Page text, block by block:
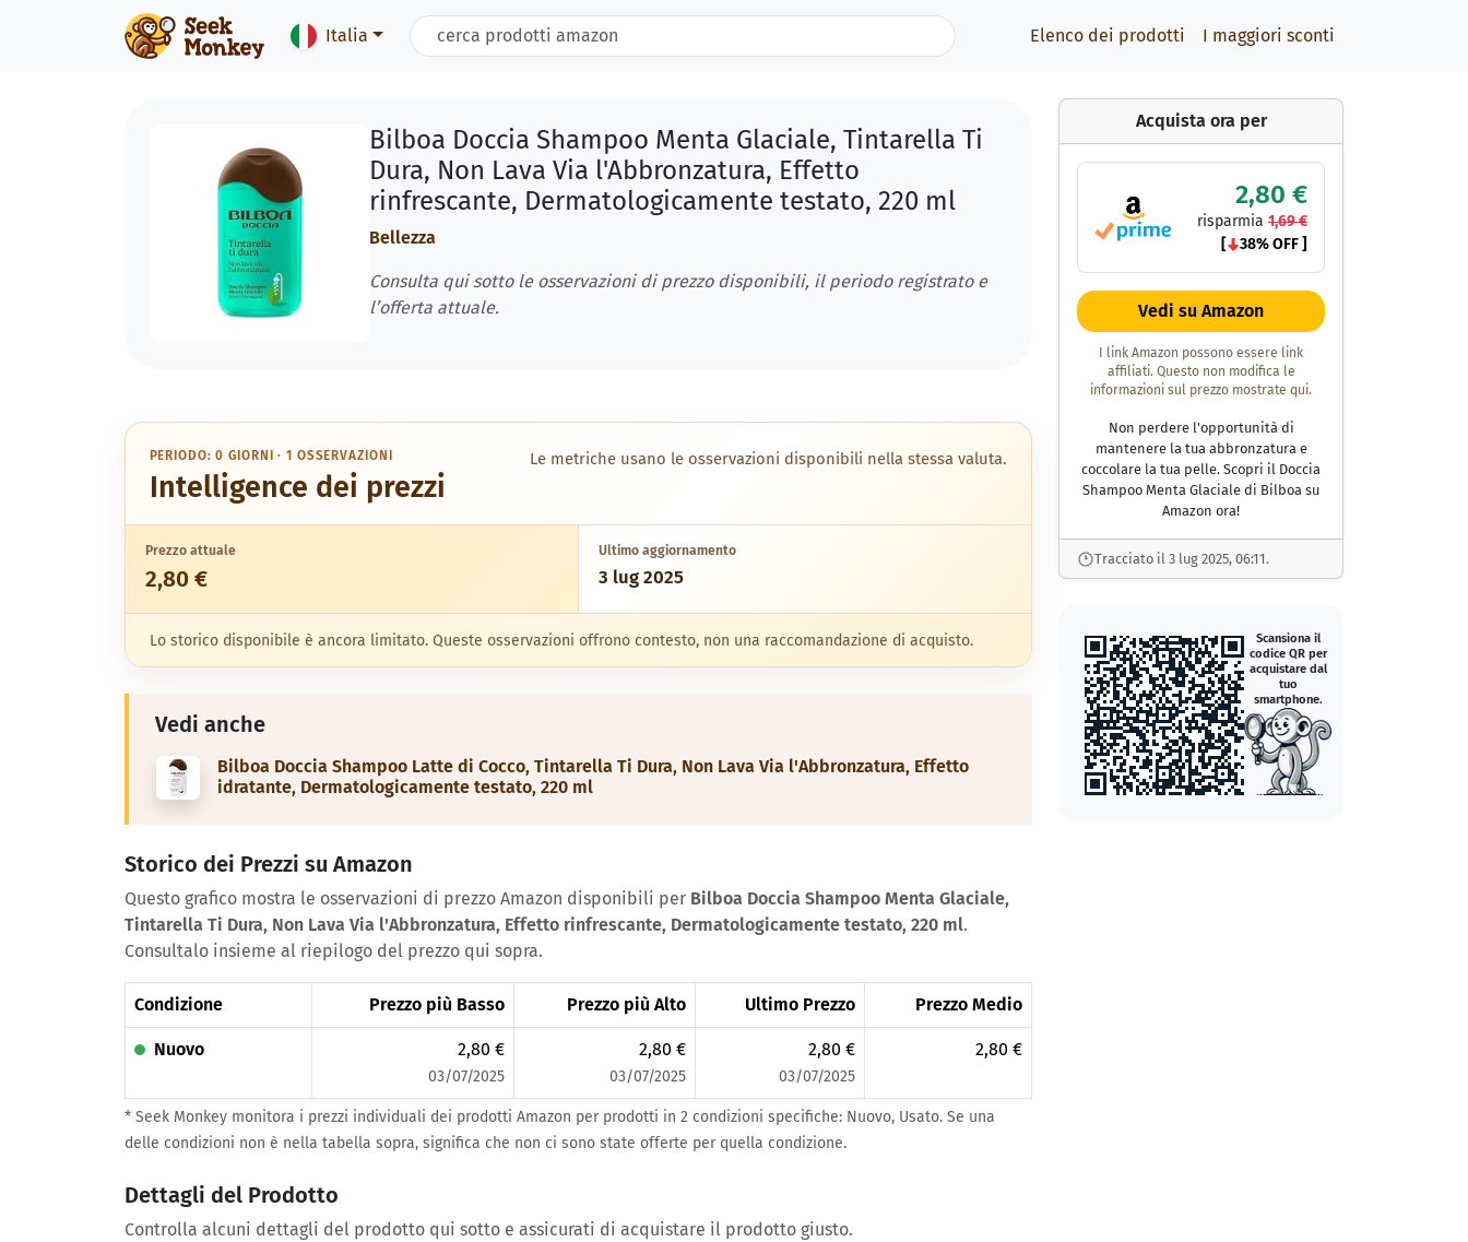
Italia Elenco dei prodotti I maggiori sconti
Bilboa Doccia Shampoo Menta Glaciale, Tintarella Ti
Dura, Non Lava Via l'Abbronzatura, Effetto
rinfrescante, Dermatologicamente testato, 220 ml
Bellezza
Consulta qui sotto le osservazioni di prezzo disponibili, il periodo registrato e
l’offerta attuale.
PERIODO: 0 GIORNI · 1 OSSERVAZIONI
Intelligence dei prezzi
Le metriche usano le osservazioni disponibili nella stessa valuta.
Prezzo attuale
2,80 €
Ultimo aggiornamento
3 lug 2025
Lo storico disponibile è ancora limitato. Queste osservazioni offrono contesto, non una raccomandazione di acquisto.
Vedi anche
Bilboa Doccia Shampoo Latte di Cocco, Tintarella Ti Dura, Non Lava Via l'Abbronzatura, Effetto
idratante, Dermatologicamente testato, 220 ml
Storico dei Prezzi su Amazon
Questo grafico mostra le osservazioni di prezzo Amazon disponibili per Bilboa Doccia Shampoo Menta Glaciale,
Tintarella Ti Dura, Non Lava Via l'Abbronzatura, Effetto rinfrescante, Dermatologicamente testato, 220 ml.
Consultalo insieme al riepilogo del prezzo qui sopra.
Condizione Prezzo più Basso Prezzo più Alto Ultimo Prezzo Prezzo Medio
Nuovo 2,80 €
03/07/2025
2,80 €
03/07/2025
2,80 €
03/07/2025
2,80 €
* Seek Monkey monitora i prezzi individuali dei prodotti Amazon per prodotti in 2 condizioni specifiche: Nuovo, Usato. Se una
delle condizioni non è nella tabella sopra, significa che non ci sono state offerte per quella condizione.
Dettagli del Prodotto
Controlla alcuni dettagli del prodotto qui sotto e assicurati di acquistare il prodotto giusto.
Acquista ora per
2,80 €
risparmia 1,69 €
[
38% OFF ]
Vedi su Amazon
I link Amazon possono essere link
affiliati. Questo non modifica le
informazioni sul prezzo mostrate qui.
Non perdere l'opportunità di
mantenere la tua abbronzatura e
coccolare la tua pelle. Scopri il Doccia
Shampoo Menta Glaciale di Bilboa su
Amazon ora!
Tracciato il 3 lug 2025, 06:11.
Scansiona il
codice QR per
acquistare dal
tuo
smartphone.